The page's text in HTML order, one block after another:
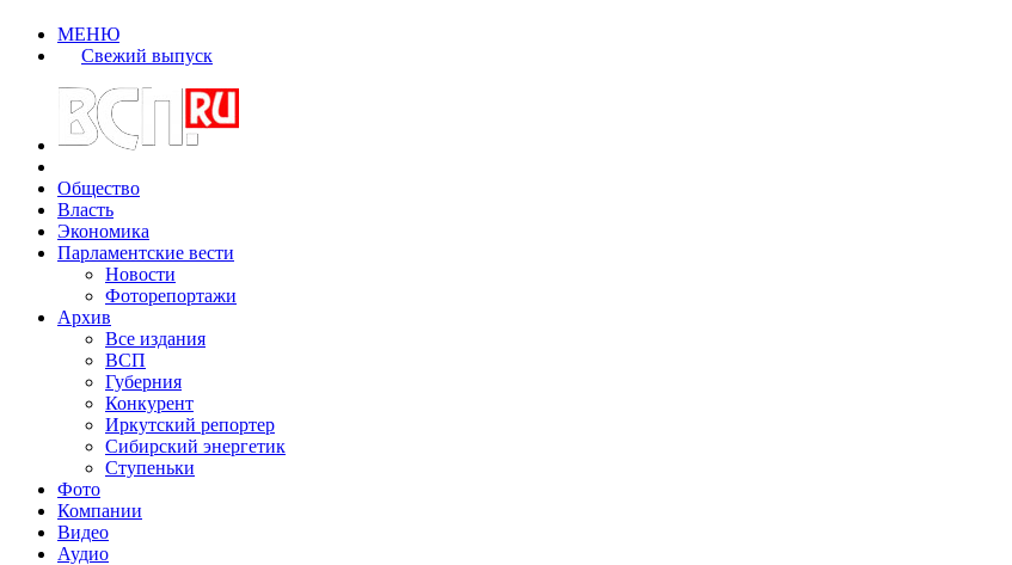
МЕНЮ
Свежий выпуск
Общество
Власть
Экономика
Парламентские вести
Новости
Фоторепортажи
Архив
Все издания
ВСП
Губерния
Конкурент
Иркутский репортер
Сибирский энергетик
Ступеньки
Фото
Компании
Видео
Аудио